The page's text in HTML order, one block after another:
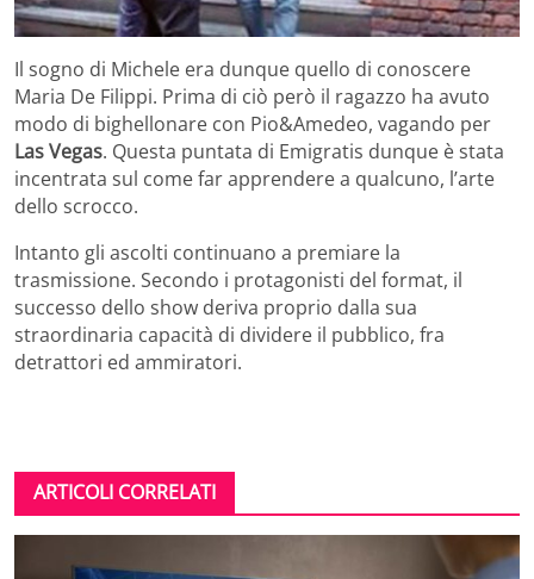
Il sogno di Michele era dunque quello di conoscere
Maria De Filippi. Prima di ciò però il ragazzo ha avuto
modo di bighellonare con Pio&Amedeo, vagando per
Las Vegas. Questa puntata di Emigratis dunque è stata
incentrata sul come far apprendere a qualcuno, l’arte
dello scrocco.
Intanto gli ascolti continuano a premiare la
trasmissione. Secondo i protagonisti del format, il
successo dello show deriva proprio dalla sua
straordinaria capacità di dividere il pubblico, fra
detrattori ed ammiratori.
ARTICOLI CORRELATI